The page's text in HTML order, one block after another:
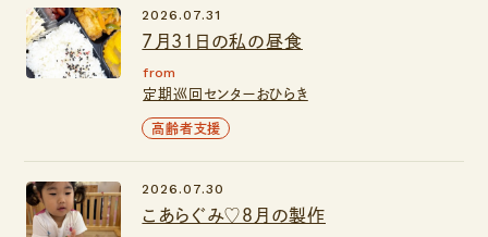
7月31日の私の昼食
2026.07.31
from
定期巡回センターおひらき
高齢者支援
こあらぐみ♡８月の製作
2026.07.30